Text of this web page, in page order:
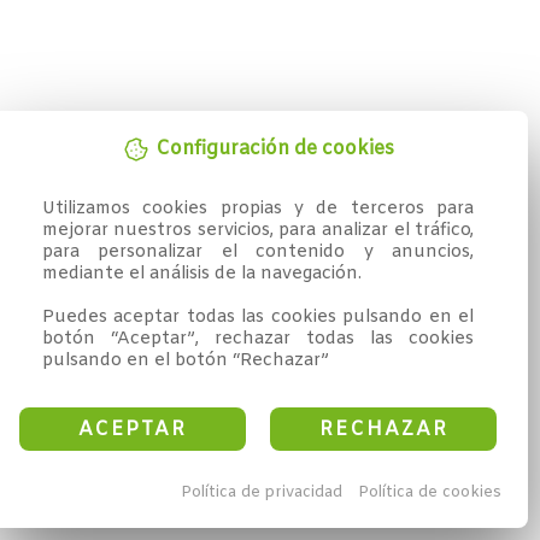
Configuración de cookies
Utilizamos cookies propias y de terceros para
mejorar nuestros servicios, para analizar el tráfico,
para personalizar el contenido y anuncios,
mediante el análisis de la navegación.
Puedes aceptar todas las cookies pulsando en el
botón “Aceptar”, rechazar todas las cookies
pulsando en el botón “Rechazar”
ACEPTAR RECHAZAR
Política de privacidad Política de cookies